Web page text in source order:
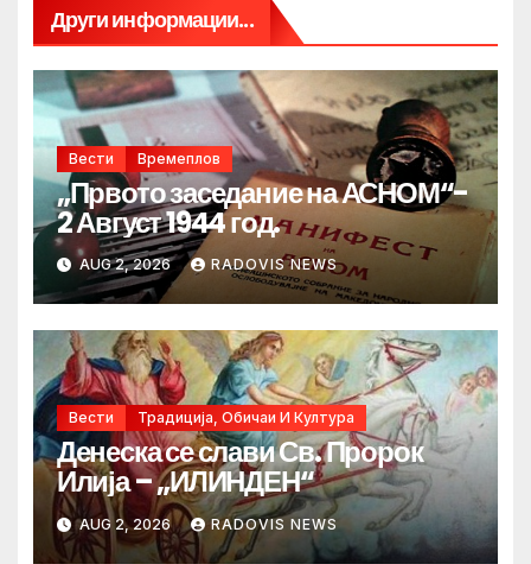
Други информации...
Вести Времеплов
„Првото заседание на АСНОМ“-
2 Август 1944 год.
AUG 2, 2026 RADOVIS NEWS
Вести Традиција, Обичаи И Култура
Денеска се слави Св. Пророк
Илија – „ИЛИНДЕН“
AUG 2, 2026 RADOVIS NEWS